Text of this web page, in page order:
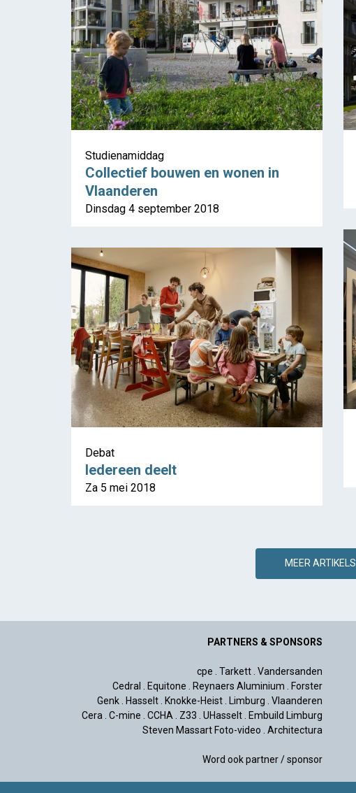
Studienamiddag
Collectief bouwen en wonen in
Vlaanderen
Dinsdag 4 september 2018
Debat
Iedereen deelt
Za 5 mei 2018
MEER ARTIKELS
PARTNERS & SPONSORS
cpe Tarkett Vandersanden
Cedral
Equitone Reynaers Aluminium
Forster
Genk Hasselt Knokke-Heist Limburg
Vlaanderen
Cera
C-mine CCHA Z33 UHasselt Embuild Limburg
Steven Massart Foto-video
Architectura
Word ook partner / sponsor